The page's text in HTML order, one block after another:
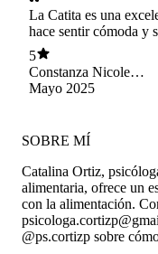
La Catita es una
hace sentir cómoda y
pudiendo trabajar
con otros
dificultó, su empatía y
siempre en un espacio
muchísimo, estoy
coincidir con una
5
Constanza Nicole
Mancilla Cace
Mayo 2025
SOBRE MÍ
Catalina Ortiz,
alimentaria, ofrece un
con la alimentación.
@ps.cortizp sobre